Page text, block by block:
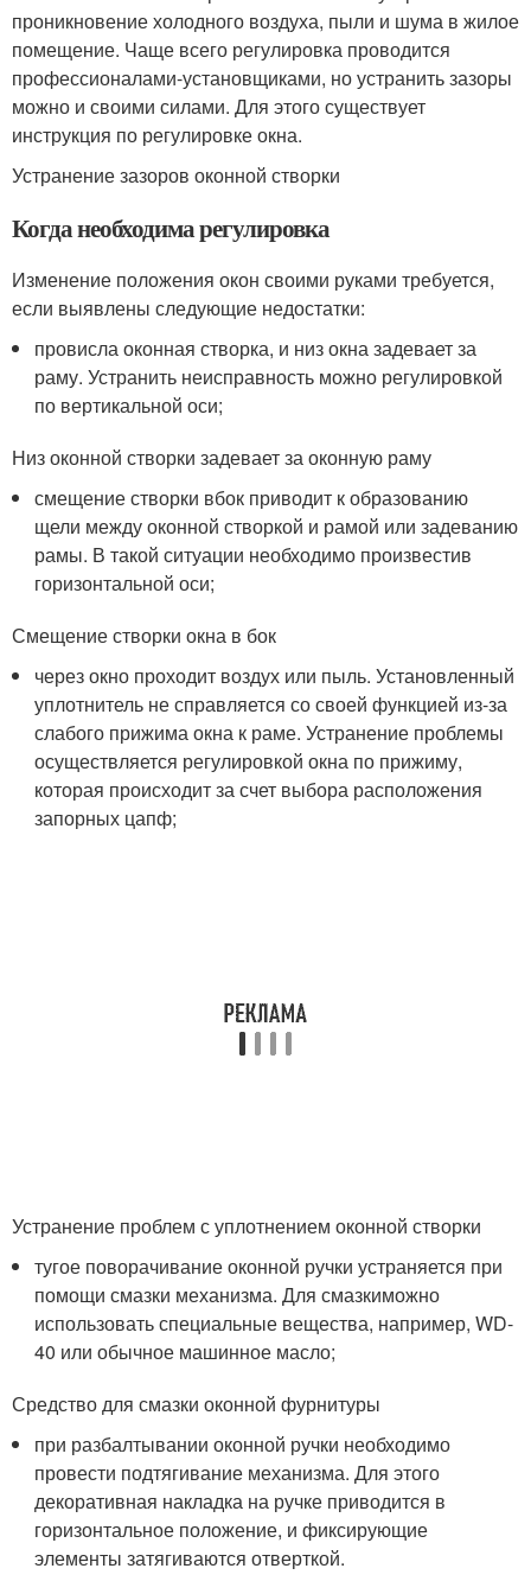
проникновение холодного воздуха, пыли и шума в жилое
помещение. Чаще всего регулировка проводится
профессионалами-установщиками, но устранить зазоры
можно и своими силами. Для этого существует
инструкция по регулировке окна.
Устранение зазоров оконной створки
Когда необходима регулировка
Изменение положения окон своими руками требуется,
если выявлены следующие недостатки:
провисла оконная створка, и низ окна задевает за
раму. Устранить неисправность можно регулировкой
по вертикальной оси;
Низ оконной створки задевает за оконную раму
смещение створки вбок приводит к образованию
щели между оконной створкой и рамой или задеванию
рамы. В такой ситуации необходимо произвестив
горизонтальной оси;
Смещение створки окна в бок
через окно проходит воздух или пыль. Установленный
уплотнитель не справляется со своей функцией из-за
слабого прижима окна к раме. Устранение проблемы
осуществляется регулировкой окна по прижиму,
которая происходит за счет выбора расположения
запорных цапф;
Устранение проблем с уплотнением оконной створки
тугое поворачивание оконной ручки устраняется при
помощи смазки механизма. Для смазкиможно
использовать специальные вещества, например, WD-
40 или обычное машинное масло;
Средство для смазки оконной фурнитуры
при разбалтывании оконной ручки необходимо
провести подтягивание механизма. Для этого
декоративная накладка на ручке приводится в
горизонтальное положение, и фиксирующие
элементы затягиваются отверткой.